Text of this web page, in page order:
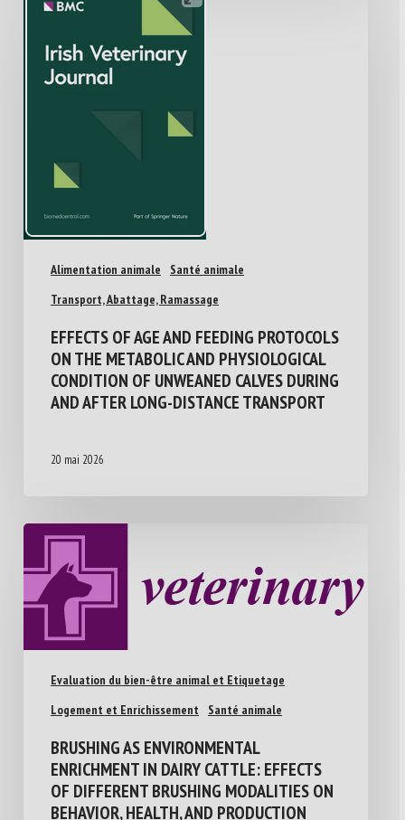
Alimentation animale
Santé animale
Transport, Abattage, Ramassage
EFFECTS OF AGE AND FEEDING PROTOCOLS
ON THE METABOLIC AND PHYSIOLOGICAL
CONDITION OF UNWEANED CALVES DURING
AND AFTER LONG-DISTANCE TRANSPORT
20 mai 2026
Evaluation du bien-être animal et Etiquetage
Logement et Enrichissement
Santé animale
BRUSHING AS ENVIRONMENTAL
ENRICHMENT IN DAIRY CATTLE: EFFECTS
OF DIFFERENT BRUSHING MODALITIES ON
BEHAVIOR, HEALTH, AND PRODUCTION